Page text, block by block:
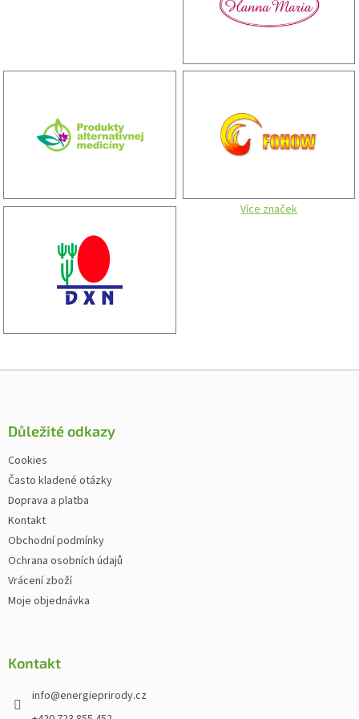
Více značek
Zápatí
Důležité odkazy
Cookies
Často kladené otázky
Doprava a platba
Kontakt
Obchodní podmínky
Ochrana osobních údajů
Vrácení zboží
Moje objednávka
Kontakt
info@energieprirody.cz